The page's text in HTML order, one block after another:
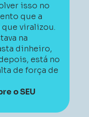
isso no
que a
que viralizou.
na
dinheiro,
está no
de força de